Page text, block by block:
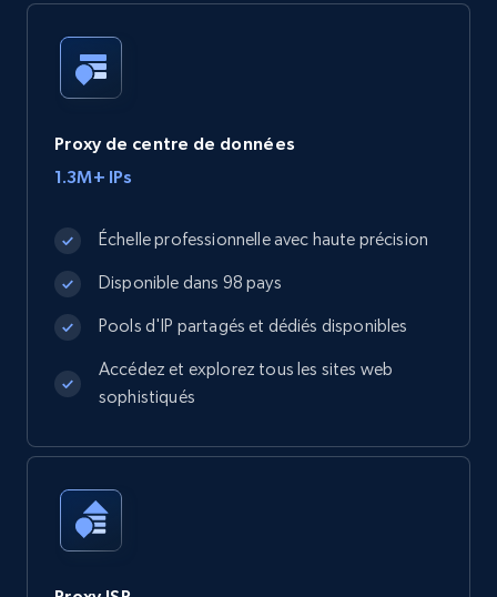
Proxy de centre de données
1.3M+ IPs
Échelle professionnelle avec haute précision
Disponible dans 98 pays
Pools d'IP partagés et dédiés disponibles
Accédez et explorez tous les sites web
sophistiqués